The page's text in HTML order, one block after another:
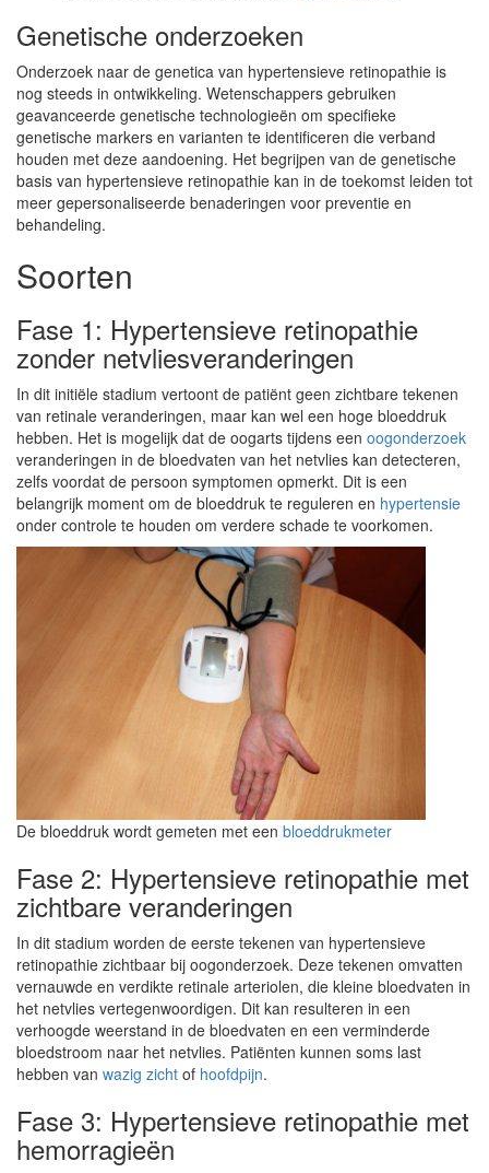
Genetische onderzoeken
Onderzoek naar de genetica van hypertensieve retinopathie is
nog steeds in ontwikkeling. Wetenschappers gebruiken
geavanceerde genetische technologieën om specifieke
genetische markers en varianten te identificeren die verband
houden met deze aandoening. Het begrijpen van de genetische
basis van hypertensieve retinopathie kan in de toekomst leiden tot
meer gepersonaliseerde benaderingen voor preventie en
behandeling.
Soorten
Fase 1: Hypertensieve retinopathie
zonder netvliesveranderingen
In dit initiële stadium vertoont de patiënt geen zichtbare tekenen
van retinale veranderingen, maar kan wel een hoge bloeddruk
hebben. Het is mogelijk dat de oogarts tijdens een oogonderzoek
veranderingen in de bloedvaten van het netvlies kan detecteren,
zelfs voordat de persoon symptomen opmerkt. Dit is een
belangrijk moment om de bloeddruk te reguleren en hypertensie
onder controle te houden om verdere schade te voorkomen.
De bloeddruk wordt gemeten met een bloeddrukmeter
Fase 2: Hypertensieve retinopathie met
zichtbare veranderingen
In dit stadium worden de eerste tekenen van hypertensieve
retinopathie zichtbaar bij oogonderzoek. Deze tekenen omvatten
vernauwde en verdikte retinale arteriolen, die kleine bloedvaten in
het netvlies vertegenwoordigen. Dit kan resulteren in een
verhoogde weerstand in de bloedvaten en een verminderde
bloedstroom naar het netvlies. Patiënten kunnen soms last
hebben van wazig zicht of hoofdpijn.
Fase 3: Hypertensieve retinopathie met
hemorragieën